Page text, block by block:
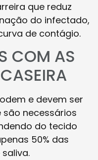
que reduz
do infectado,
de contágio.
COM AS
e devem ser
são necessários
do tecido
50% das